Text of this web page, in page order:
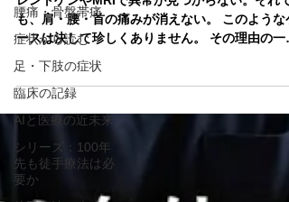
腰痛・骨盤帯痛
症状から読む
足・下肢の症状
臨床の記録
AIと医療の近未来
シリーズ：100年
先も徒手療法は必
要か
正体」
レントゲンやMRIで異常が見つからない。それで
も、肩・腰・首の痛みが消えない。 このようなケ
ースは決して珍しくありません。 その理由の一つ
に、**画像には映らない“酸欠状態の組織”**があ
ます。